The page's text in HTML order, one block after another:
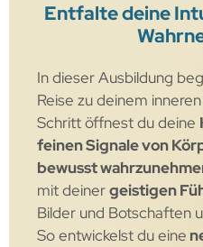
Entfalte deine
In dieser Ausbildung
Reise zu deinem
Schritt öffnest du deine
feinen Signale von
bewusst
mit deinergeistigen
Bilder und Botschaften
So entwickelst du eine